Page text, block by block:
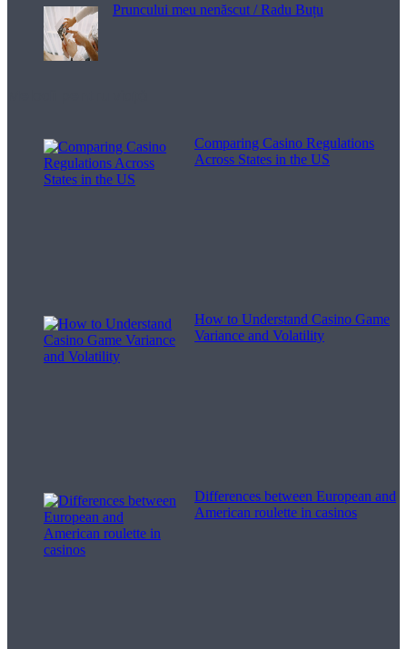
Pruncului meu nenăscut / Radu Buțu
Comparing Casino Regulations
Across States in the US
How to Understand Casino Game
Variance and Volatility
Differences between European and
American roulette in casinos